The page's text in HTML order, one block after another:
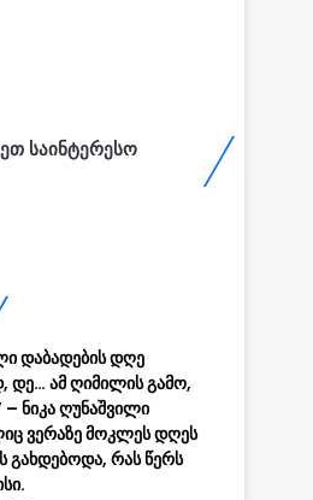
საინტერესო
დაბადების დღე
დე… ამ ღიმილის გამო,
– ნიკა ღუნაშვილი
ვერაზე მოკლეს დღეს
გახდებოდა, რას წერს